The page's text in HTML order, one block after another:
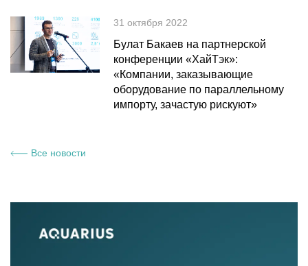
31 октября 2022
Булат Бакаев на партнерской
конференции «ХайТэк»:
«Компании, заказывающие
оборудование по параллельному
импорту, зачастую рискуют»
Все новости